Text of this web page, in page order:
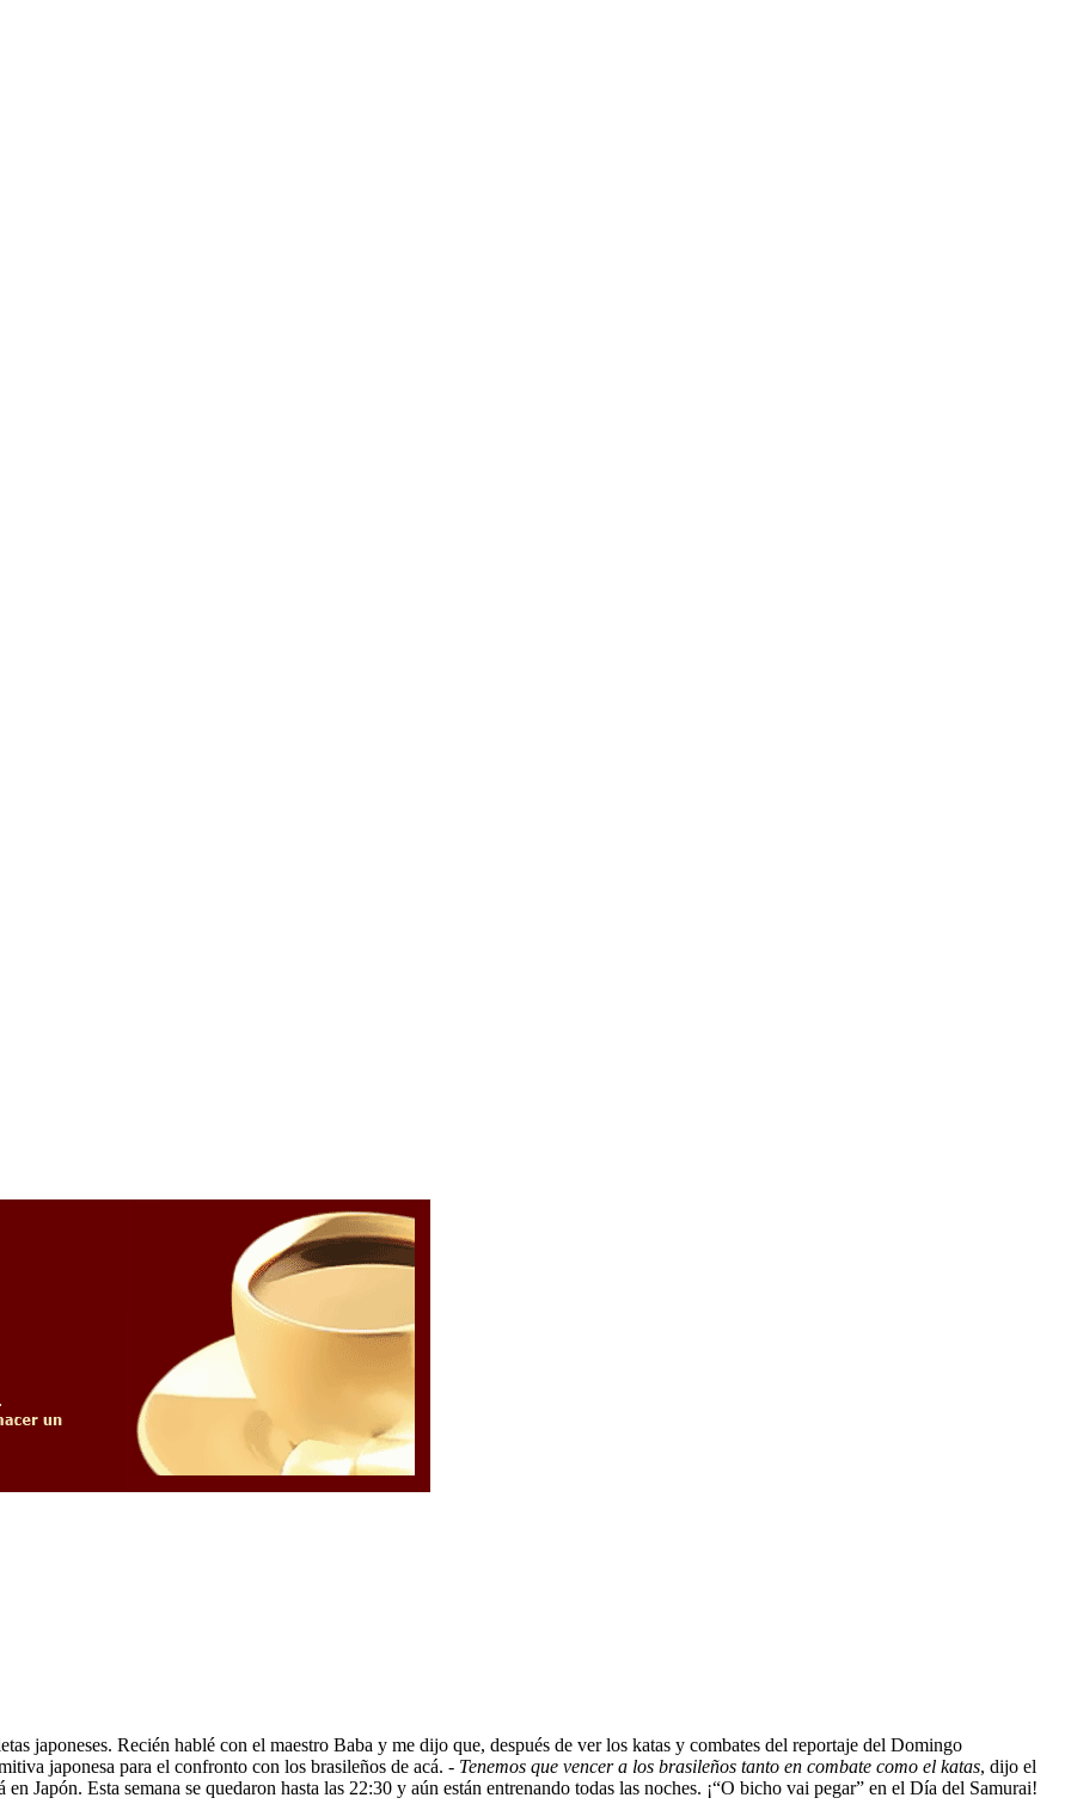
japoneses. Recién hablé con el maestro Baba y me dijo que, después de ver los katas y combates del reportaje del Domingo
japonesa para el confronto con los brasileños de acá. - Tenemos que vencer a los brasileños tanto en combate como el katas, dijo el
Japón. Esta semana se quedaron hasta las 22:30 y aún están entrenando todas las noches. ¡“O bicho vai pegar” en el Día del Samurai!